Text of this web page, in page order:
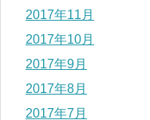
2017年11月
2017年10月
2017年9月
2017年8月
2017年7月